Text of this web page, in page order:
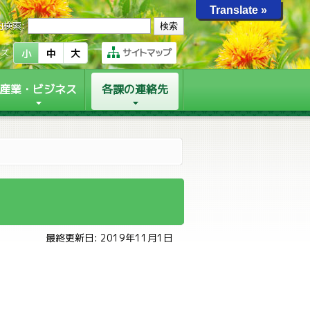
検索:
小 中 大 サイトマップ
業・ビジネス 各課の連絡先
最終更新日: 2019年11月1日
Translate »